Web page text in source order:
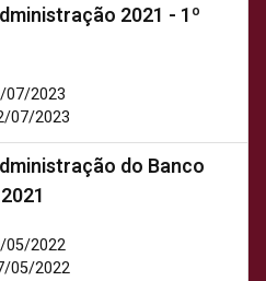
2021 - 1º
07/2023
07/2023
do Banco
05/2022
05/2022